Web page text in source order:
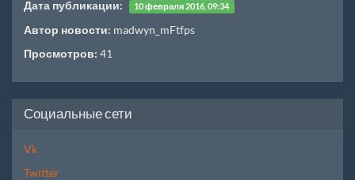
Дата публикации: 10 февраля 2016, 09:34
Автор новости: madwyn_mFtfps
Просмотров: 41
Социальные сети
Vk
Twitter